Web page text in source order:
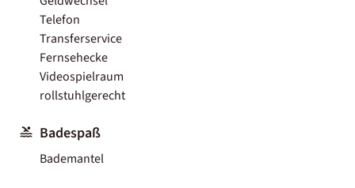
Telefon
Transferservice
Fernsehecke
Videospielraum
rollstuhlgerecht
Badespaß
Bademantel